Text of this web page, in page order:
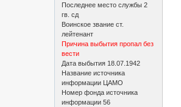
Последнее место службы 2
гв. сд
Воинское звание ст.
лейтенант
Причина выбытия пропал без
вести
Дата выбытия 18.07.1942
Название источника
информации ЦАМО
Номер фонда источника
информации 56